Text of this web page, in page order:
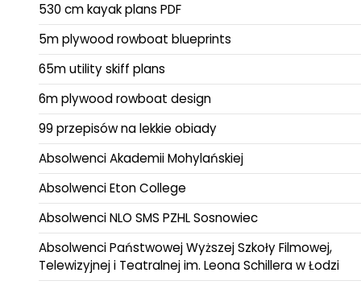
530 cm kayak plans PDF
5m plywood rowboat blueprints
65m utility skiff plans
6m plywood rowboat design
99 przepisów na lekkie obiady
Absolwenci Akademii Mohylańskiej
Absolwenci Eton College
Absolwenci NLO SMS PZHL Sosnowiec
Absolwenci Państwowej Wyższej Szkoły Filmowej,
Telewizyjnej i Teatralnej im. Leona Schillera w Łodzi